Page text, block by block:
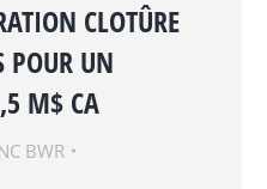
CLOTÛRE
POUR UN
M$ CA
BWR